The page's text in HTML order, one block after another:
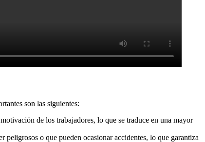
son las siguientes:
de los trabajadores, lo que se traduce en una mayor
o que pueden ocasionar accidentes, lo que garantiza